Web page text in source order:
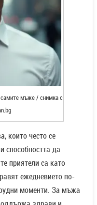
мъже / снимка с
които често се
способността да
приятели са като
ежедневието по-
моменти. За мъжа